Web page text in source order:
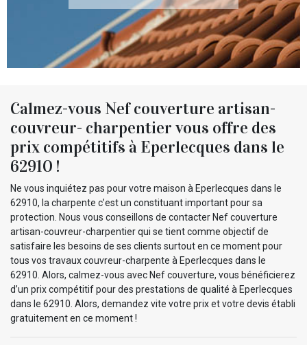
Calmez-vous Nef couverture artisan-
couvreur- charpentier vous offre des
prix compétitifs à Eperlecques dans le
62910 !
Ne vous inquiétez pas pour votre maison à Eperlecques dans le
62910, la charpente c’est un constituant important pour sa
protection. Nous vous conseillons de contacter Nef couverture
artisan-couvreur-charpentier qui se tient comme objectif de
satisfaire les besoins de ses clients surtout en ce moment pour
tous vos travaux couvreur-charpente à Eperlecques dans le
62910. Alors, calmez-vous avec Nef couverture, vous bénéficierez
d’un prix compétitif pour des prestations de qualité à Eperlecques
dans le 62910. Alors, demandez vite votre prix et votre devis établi
gratuitement en ce moment !